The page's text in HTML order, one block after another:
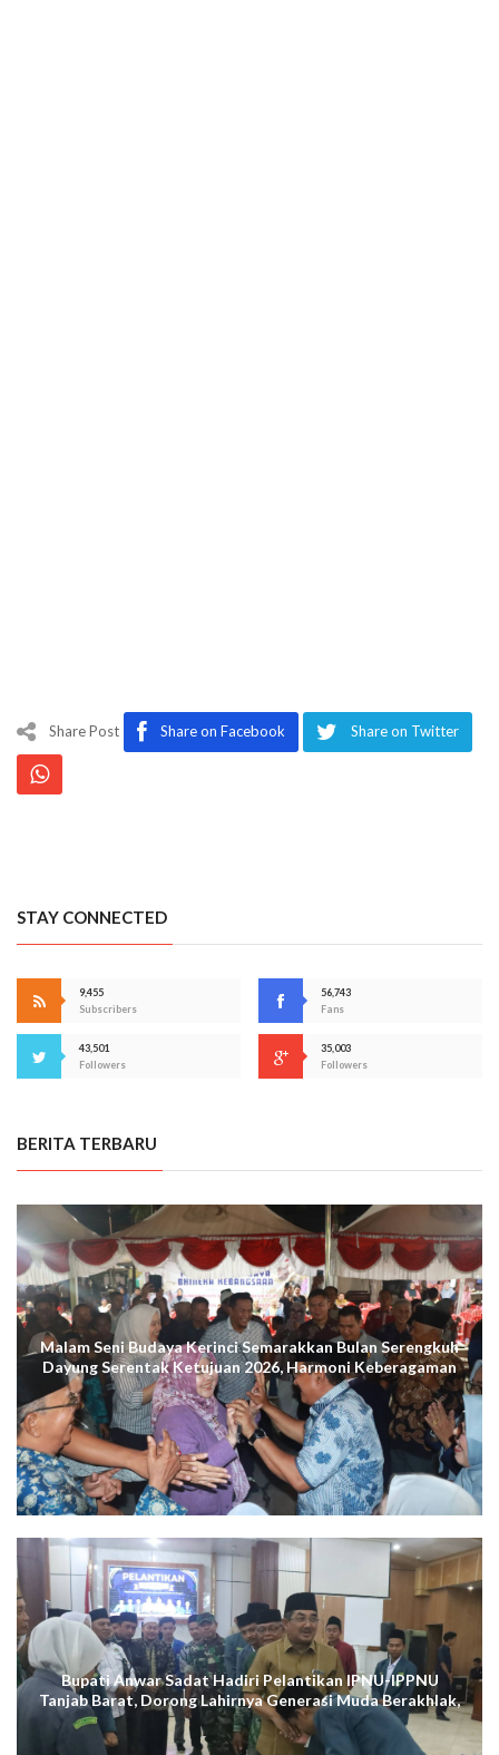
Share Post Share on Facebook Share on Twitter
STAY CONNECTED
9,455
Subscribers
56,743
Fans
43,501
Followers
35,003
Followers
BERITA TERBARU
Malam Seni Budaya Kerinci Semarakkan Bulan Serengkuh
Dayung Serentak Ketujuan 2026, Harmoni Keberagaman
Terus Menggema di Kuala Tungkal
Bupati Anwar Sadat Hadiri Pelantikan IPNU-IPPNU
Tanjab Barat, Dorong Lahirnya Generasi Muda Berakhlak,
Cerdas Digital, dan Berdaya Saing